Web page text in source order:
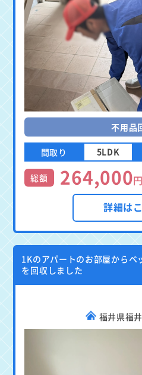
不用品
間取り 5LDK
総額 264,000
詳細は
1Kのアパートのお部屋からベ
を回収しました
福井県福